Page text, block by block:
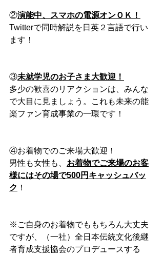
②演能中、スマホの電源オンＯＫ！
Twitterで同時解説を日英２言語で行い
ます！
③未就学児のお子さま大歓迎！
多少の歓喜のリアクションは、みんな
で大目に見ましょう。これも未来の能
楽ファン育成事業の一環です！
④お着物でのご来場大歓迎！
男性も女性も、 お着物でご来場のお客
様にはその場で500円キャッシュバッ
ク ！
※ご自身のお着物でももちろん大丈夫
ですが、（一社）全日本伝統文化後継
者育成支援協会のプロデュースする